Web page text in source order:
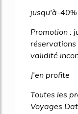
jusqu'à-40%
Promotion :
validité
J'en profite
Toutes les
Voyages